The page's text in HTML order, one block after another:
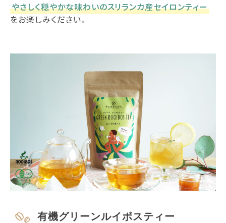
やさしく穏やかな味わいのスリランカ産セイロンティー
をお楽しみください。
有機グリーンルイボスティー